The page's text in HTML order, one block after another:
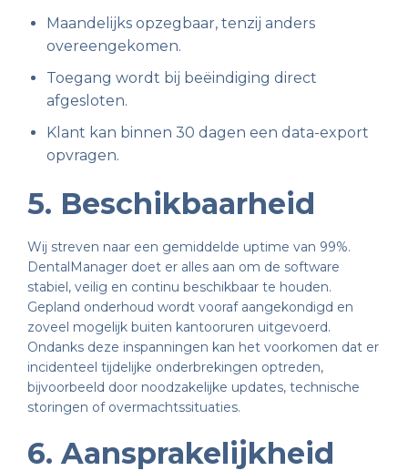
Maandelijks opzegbaar, tenzij anders
overeengekomen.
Toegang wordt bij beëindiging direct
afgesloten.
Klant kan binnen 30 dagen een data-export
opvragen.
5. Beschikbaarheid
Wij streven naar een gemiddelde uptime van 99%.
DentalManager doet er alles aan om de software
stabiel, veilig en continu beschikbaar te houden.
Gepland onderhoud wordt vooraf aangekondigd en
zoveel mogelijk buiten kantooruren uitgevoerd.
Ondanks deze inspanningen kan het voorkomen dat er
incidenteel tijdelijke onderbrekingen optreden,
bijvoorbeeld door noodzakelijke updates, technische
storingen of overmachtssituaties.
6. Aansprakelijkheid